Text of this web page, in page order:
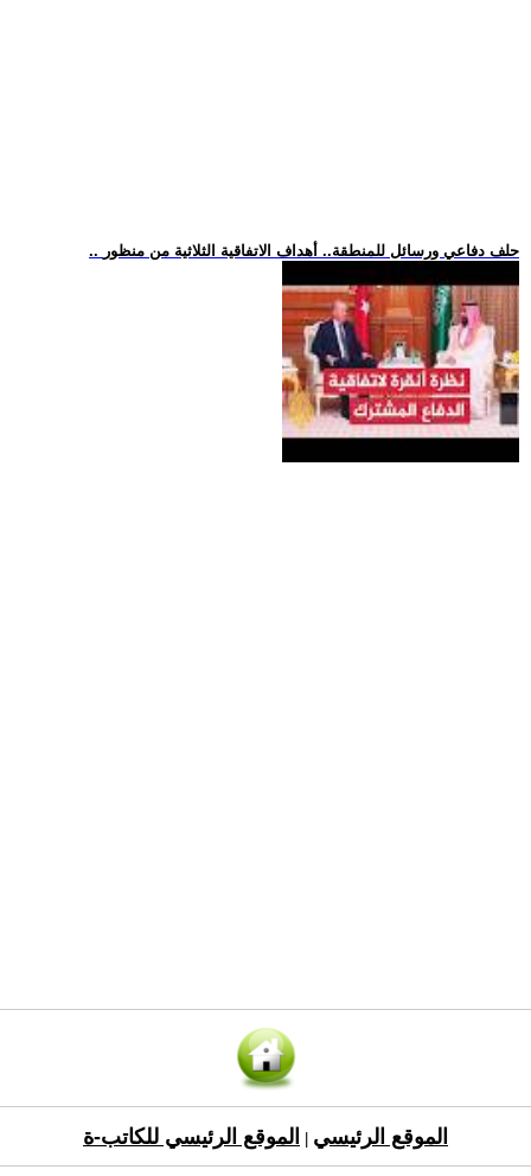
.. حلف دفاعي ورسائل للمنطقة.. أهداف الاتفاقية الثلاثية من منظور
الموقع الرئيسي الموقع الرئيسي للكاتب-ة